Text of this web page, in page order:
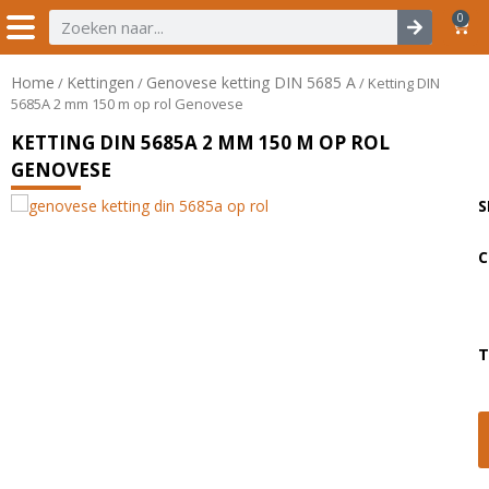
0
Home / Kettingen / Genovese ketting DIN 5685 A/ Ketting DIN
5685A 2 mm 150 m op rol Genovese
KETTING DIN 5685A 2 MM 150 M OP ROL
GENOVESE